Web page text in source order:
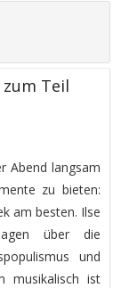
Teil
Abend langsam
zu bieten:
am besten. Ilse
über die
und
musikalisch ist